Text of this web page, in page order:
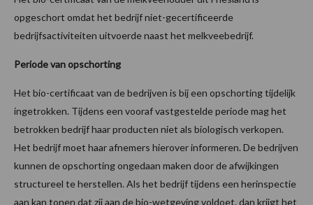
opgeschort omdat het bedrijf niet-gecertificeerde
bedrijfsactiviteiten uitvoerde naast het melkveebedrijf.
Periode van opschorting
Het bio-certificaat van de bedrijven is bij een opschorting tijdelijk
ingetrokken. Tijdens een vooraf vastgestelde periode mag het
betrokken bedrijf haar producten niet als biologisch verkopen.
Het bedrijf moet haar afnemers hierover informeren. De bedrijven
kunnen de opschorting ongedaan maken door de afwijkingen
structureel te herstellen. Als het bedrijf tijdens een herinspectie
aan kan tonen dat zij aan de bio-wetgeving voldoet, dan krijgt het